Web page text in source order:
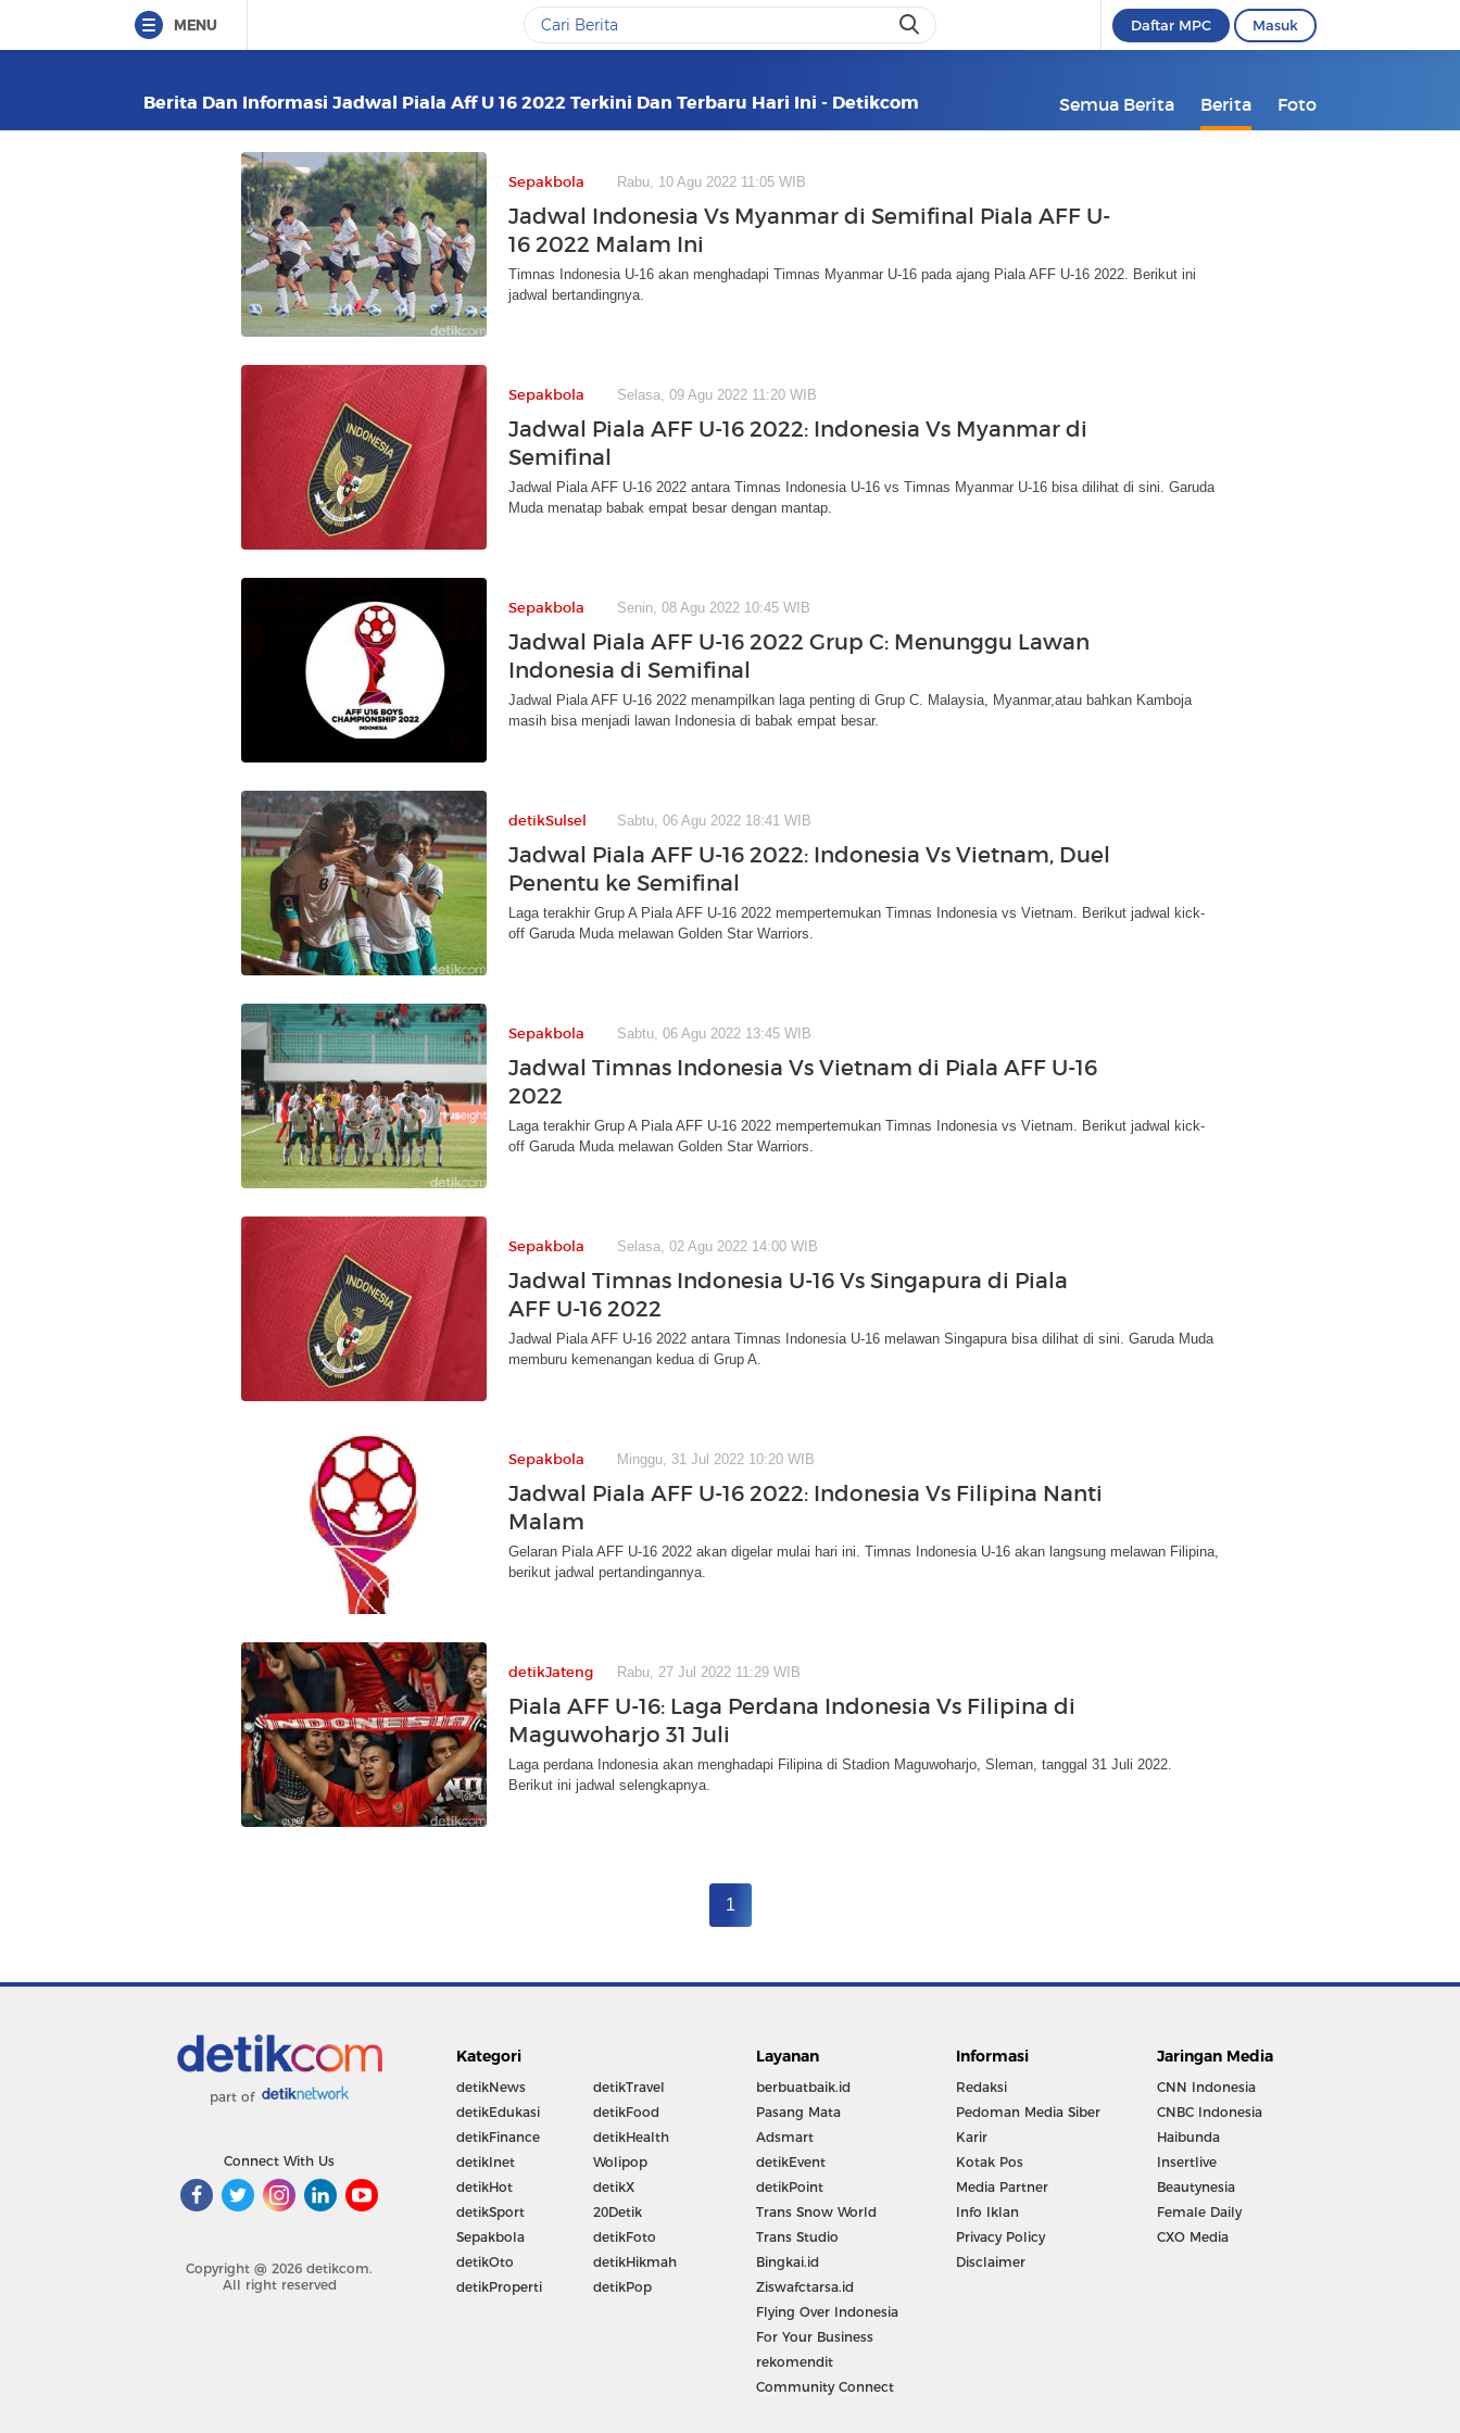
MENU Daftar MPC Masuk
Berita Dan Informasi Jadwal Piala Aff U 16 2022 Terkini Dan Terbaru Hari Ini - Detikcom Semua Berita Berita Foto
Sepakbola Rabu, 10 Agu 2022 11:05 WIB
Jadwal Indonesia Vs Myanmar di Semifinal Piala AFF U-
16 2022 Malam Ini
Timnas Indonesia U-16 akan menghadapi Timnas Myanmar U-16 pada ajang Piala AFF U-16 2022. Berikut ini
jadwal bertandingnya.
Sepakbola Selasa, 09 Agu 2022 11:20 WIB
Jadwal Piala AFF U-16 2022: Indonesia Vs Myanmar di
Semifinal
Jadwal Piala AFF U-16 2022 antara Timnas Indonesia U-16 vs Timnas Myanmar U-16 bisa dilihat di sini. Garuda
Muda menatap babak empat besar dengan mantap.
Sepakbola Senin, 08 Agu 2022 10:45 WIB
Jadwal Piala AFF U-16 2022 Grup C: Menunggu Lawan
Indonesia di Semifinal
Jadwal Piala AFF U-16 2022 menampilkan laga penting di Grup C. Malaysia, Myanmar,atau bahkan Kamboja
masih bisa menjadi lawan Indonesia di babak empat besar.
detikSulsel Sabtu, 06 Agu 2022 18:41 WIB
Jadwal Piala AFF U-16 2022: Indonesia Vs Vietnam, Duel
Penentu ke Semifinal
Laga terakhir Grup A Piala AFF U-16 2022 mempertemukan Timnas Indonesia vs Vietnam. Berikut jadwal kick-
off Garuda Muda melawan Golden Star Warriors.
Sepakbola Sabtu, 06 Agu 2022 13:45 WIB
Jadwal Timnas Indonesia Vs Vietnam di Piala AFF U-16
2022
Laga terakhir Grup A Piala AFF U-16 2022 mempertemukan Timnas Indonesia vs Vietnam. Berikut jadwal kick-
off Garuda Muda melawan Golden Star Warriors.
Sepakbola Selasa, 02 Agu 2022 14:00 WIB
Jadwal Timnas Indonesia U-16 Vs Singapura di Piala
AFF U-16 2022
Jadwal Piala AFF U-16 2022 antara Timnas Indonesia U-16 melawan Singapura bisa dilihat di sini. Garuda Muda
memburu kemenangan kedua di Grup A.
Sepakbola Minggu, 31 Jul 2022 10:20 WIB
Jadwal Piala AFF U-16 2022: Indonesia Vs Filipina Nanti
Malam
Gelaran Piala AFF U-16 2022 akan digelar mulai hari ini. Timnas Indonesia U-16 akan langsung melawan Filipina,
berikut jadwal pertandingannya.
detikJateng Rabu, 27 Jul 2022 11:29 WIB
Piala AFF U-16: Laga Perdana Indonesia Vs Filipina di
Maguwoharjo 31 Juli
Laga perdana Indonesia akan menghadapi Filipina di Stadion Maguwoharjo, Sleman, tanggal 31 Juli 2022.
Berikut ini jadwal selengkapnya.
1
part of
Connect With Us
Copyright @ 2026 detikcom.
All right reserved
Kategori
detikNews
detikEdukasi
detikFinance
detikInet
detikHot
detikSport
Sepakbola
detikOto
detikProperti
detikTravel
detikFood
detikHealth
Wolipop
detikX
20Detik
detikFoto
detikHikmah
detikPop
Layanan
berbuatbaik.id
Pasang Mata
Adsmart
detikEvent
detikPoint
Trans Snow World
Trans Studio
Bingkai.id
Ziswafctarsa.id
Flying Over Indonesia
For Your Business
rekomendit
Community Connect
Informasi
Redaksi
Pedoman Media Siber
Karir
Kotak Pos
Media Partner
Info Iklan
Privacy Policy
Disclaimer
Jaringan Media
CNN Indonesia
CNBC Indonesia
Haibunda
Insertlive
Beautynesia
Female Daily
CXO Media